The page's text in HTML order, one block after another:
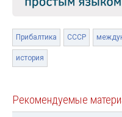
Прибалтика СССР
история
Рекомендуемые